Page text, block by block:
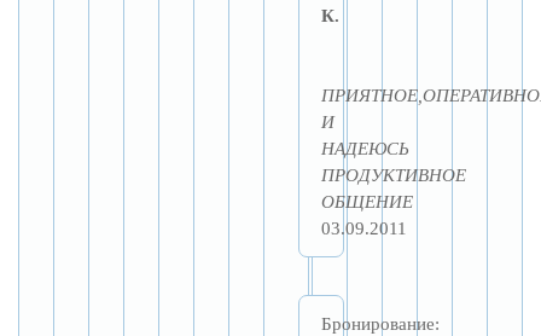
К.
И
НАДЕЮСЬ
ПРОДУКТИВНОЕ
ОБЩЕНИЕ
03.09.2011
Бронирование: